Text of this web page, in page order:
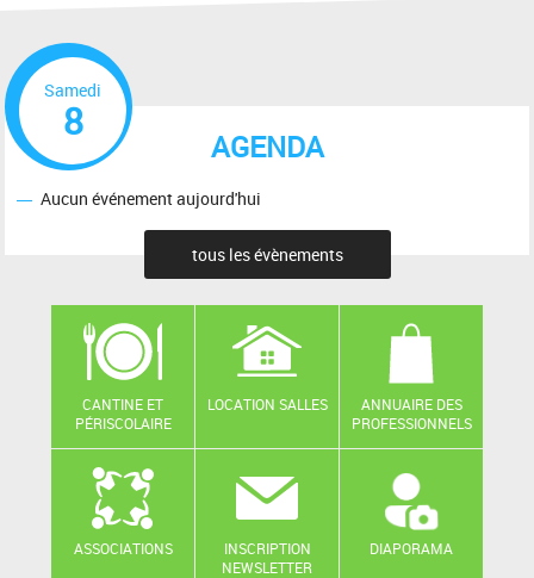
AGENDA
Samedi
8
Aucun événement aujourd'hui
tous les évènements
CANTINE ET
PÉRISCOLAIRE
LOCATION SALLES
ANNUAIRE DES
PROFESSIONNELS
ASSOCIATIONS
INSCRIPTION
NEWSLETTER
DIAPORAMA